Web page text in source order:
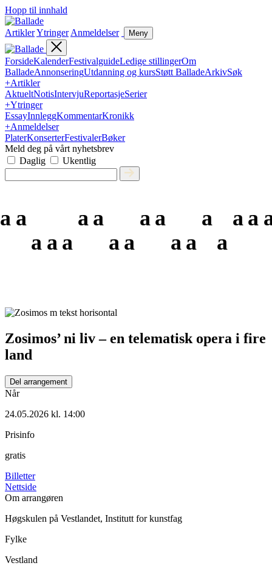
Hopp til innhald
ArtiklerYtringer Anmeldelser Meny
ForsideKalenderFestivalguideLedige stillingerOm
BalladeAnnonseringUtdanning og kursStøtt BalladeArkivSøk
+Artikler
AktueltNotisIntervjuReportasjeSerier
+Ytringer
EssayInnleggKommentarKronikk
+Anmeldelser
PlaterKonserterFestivalerBøker
Meld deg på vårt nyhetsbrev
Daglig
Ukentlig
a
a a
a
a a
a a
a
a
a
a
Zosimos’ ni liv – en telematisk opera i fire
land
Del arrangement
Når
24.05.2026 kl. 14:00
Prisinfo
gratis
Billetter
Nettside
Om arrangøren
Høgskulen på Vestlandet, Institutt for kunstfag
Fylke
Vestland